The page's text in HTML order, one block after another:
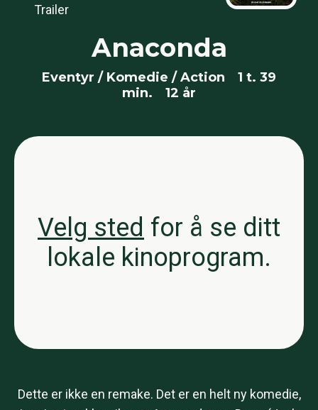
Trailer
Anaconda
Eventyr / Komedie / Action
1 t. 39
min.
12 år
Velg sted for å se ditt
lokale kinoprogram.
Dette er ikke en remake. Det er en helt ny komedie,